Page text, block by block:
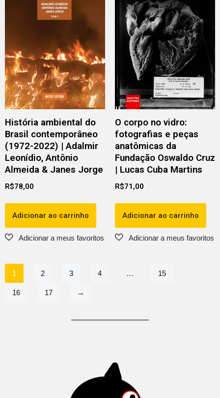
História ambiental do
Brasil contemporâneo
(1972-2022) | Adalmir
Leonídio, Antônio
Almeida & Janes Jorge
R$78,00
Adicionar ao carrinho
O corpo no vidro:
fotografias e peças
anatômicas da
Fundação Oswaldo Cruz
| Lucas Cuba Martins
R$71,00
Adicionar ao carrinho
1 2 3 4 … 15
16 17 →